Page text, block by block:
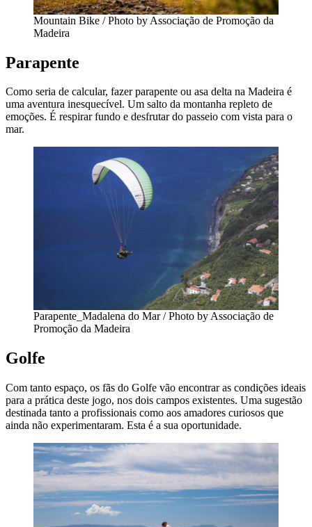
Mountain Bike / Photo by Associação de Promoção da
Madeira
Parapente
Como seria de calcular, fazer parapente ou asa delta na Madeira é
uma aventura inesquecível. Um salto da montanha repleto de
emoções. É respirar fundo e desfrutar do passeio com vista para o
mar.
Parapente_Madalena do Mar / Photo by Associação de
Promoção da Madeira
Golfe
Com tanto espaço, os fãs do Golfe vão encontrar as condições ideais
para a prática deste jogo, nos dois campos existentes. Uma sugestão
destinada tanto a profissionais como aos amadores curiosos que
ainda não experimentaram. Esta é a sua oportunidade.